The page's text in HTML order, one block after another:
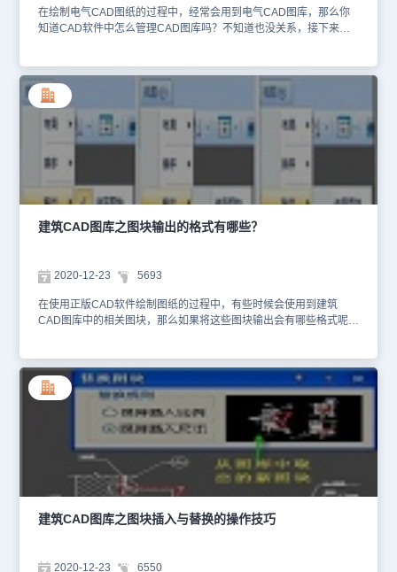
所加入的类别有所不同，加入到灯具中的图块统一命名为“新灯具
xxx”，xxx为自动生成的名称。可以通过右键图块，在菜单中选择
设备的技术参数，便于以后赋值统计。3、逐条入库逐条入库功能可
以将一张图中的多个图块同时入库。先在平面图上绘制符号（可以是
多个图块），在CAD图库左侧列表中选择要入库的图库符号类别，此
时点击，再从图中选择要入库的图元即可入库。如果在系统设置中勾
选了“入库自定义尺寸”。在图中选择一个可参考尺寸的设备，新图块
会按照参考设备尺寸入库。新图块加在图库的最后。图块入库后，还
可以再选择其中的某些图块，关联到模板中。以上CAD教程就是小编
给大家整理的国产CAD软件——浩辰电气CAD软件的强电平面中新
平面设计中CAD图库中添加新图块可以参考本篇CAD教程来操作，
在绘制电气CAD图纸的过程中，经常会用到电气CAD图库，那么你
知道CAD软件中怎么管理CAD图库吗？不知道也没关系，接下来的
以和小编一起来了解一下。CAD图库管理的方法：首先打开浩辰电气
CAD软件，然后找到并依次点击【强电平面】->【设备布置】->【左
上角右击】->【图库管理】。如下图所示：点击之后即可调出【图框
管理（强电平面）】对话框。如下图所示： 可以在CAD图库中选中
多个图块，然后点击右键选择复制，然后到图库另一个索引中点击右
键选择粘贴即可。图块的复制可以在图库的不同索引之间执行，也可
以在模板之间执行；将图块从一个索引拷贝到另一个索引时，软件自
动复制了图块，即建立了一个新的图块，具有新的设备类别的信息；
在模板之间拷贝，只是复制了一个映射，没有改变图块性质。在CAD
图库中删除图块，则自动删除在索引中的映射。当用户希望调整对话
框中显示的设备个数时，可点击右键选择“网格”，即可设定成需要显
——浩辰电气CAD软件中CAD图库管理的相关操作技巧，各位小伙
伴看明白了吗？感兴趣的小伙伴可以访问浩辰CAD软件官网CAD下
载中心免费下载试用正版国产CAD制图软件来和小编一起学习给排水
CAD制图，更多相关CAD图库操作技巧可访问浩辰CAD软件官网教
建筑CAD图库之图块输出的格式有哪些？
2020-12-23 5693
在使用正版CAD软件绘制图纸的过程中，有些时候会使用到建筑
CAD图库中的相关图块，那么如果将这些图块输出会有哪些格式呢？
筑CAD图库：图块输出的格式 在浩辰CAD建筑软件中从图库输出已
保存的图块，可以通过“下拉菜单->视图->输出”，设置三种格式，分
别是浩辰图块、普通图块、原始图元，设置方法如下图所示，设置输
出格式后，双击图块预览区的一个图块，即可按设置的格式将图块输
出。 不管按哪一种图块格式输出，双击图块预览后，显示图块编辑
对话框，在其中输入比例 或尺寸，参见前面“图块插入与替换”一
节。图块插入后，它们的外观没有区别，区别在于 它们的操作特
性，选择不同格式图块时，显示的夹点有明显区别，下图是一个动态
图块入库 后，按三种格式输出后，选择此图块显示的夹点情况。 输
出动态图块时，“原始图元”模式是比较简捷的输出模式，其他模式输
出后也可以通过分解获得动态图块。以上就是正版CAD软件——浩辰
伙伴在以后的CAD制图工作中如果遇到此类问题可以参考本篇CAD
建筑CAD图库之图块插入与替换的操作技巧
2020-12-23 6550